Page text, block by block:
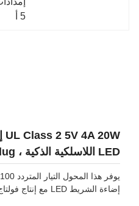
5 أ
LED اللاسلكية الذكية ، US Plug
إضاءة الشريط LED مع إنتاج فولتاج ثابت وحماية سلامة شاملة.